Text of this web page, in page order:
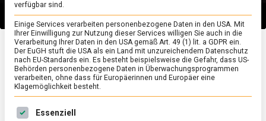
POLITIK/ TV
Über
Generationengerechtigk
verfügbar sind.
Einige Services verarbeiten personenbezogene Daten in den USA. Mit
Ihrer Einwilligung zur Nutzung dieser Services willigen Sie auch in die
Verarbeitung Ihrer Daten in den USA gemäß Art. 49 (1) lit. a GDPR ein.
Der EuGH stuft die USA als ein Land mit unzureichendem Datenschutz
nach EU-Standards ein. Es besteht beispielsweise die Gefahr, dass US-
Behörden personenbezogene Daten in Überwachungsprogrammen
verarbeiten, ohne dass für Europäerinnen und Europäer eine
Klagemöglichkeit besteht.
Es folgt eine Liste der Service-Gruppen, für die eine
Essenziell